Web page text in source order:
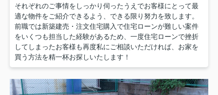
それぞれのご事情をしっかり伺ったうえでお客様にとって最
適な物件をご紹介できるよう、できる限り努力を致します。
前職では新築建売・注文住宅購入で住宅ローンが難しい案件
をいくつも担当した経験があるため、一度住宅ローンで挫折
してしまったお客様も再度私にご相談いただければ、お家を
買う方法を精一杯お探しいたします！